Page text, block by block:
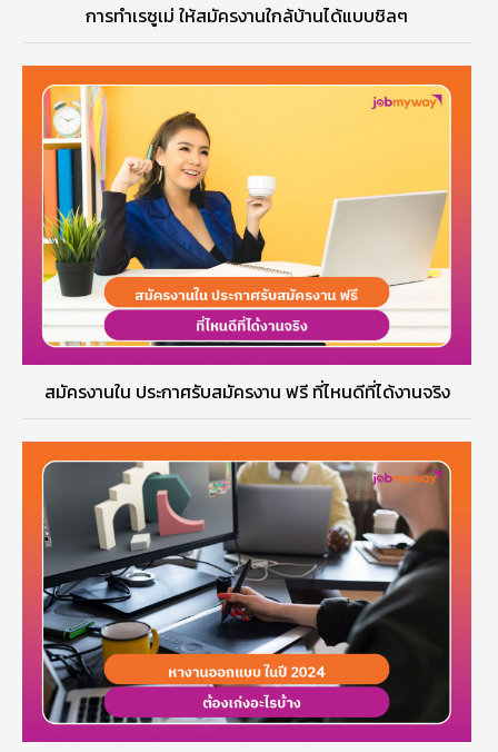
การทำเรซูเม่ ให้สมัครงานใกล้บ้านได้แบบชิลๆ
สมัครงานใน ประกาศรับสมัครงาน ฟรี ที่ไหนดีที่ได้งานจริง